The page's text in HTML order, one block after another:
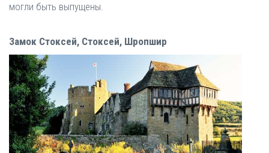
могли быть выпущены.
Замок Стоксей, Стоксей, Шропшир